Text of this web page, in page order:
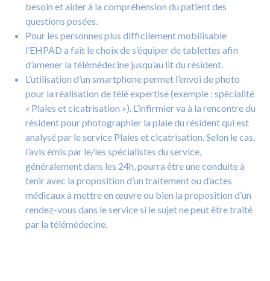
besoin et aider à la compréhension du patient des
questions posées.
Pour les personnes plus difficilement mobilisable
l’EHPAD a fait le choix de s’équiper de tablettes afin
d’amener la télémédecine jusqu’au lit du résident.
L’utilisation d’un smartphone permet l’envoi de photo
pour la réalisation de télé expertise (exemple : spécialité
« Plaies et cicatrisation »). L’infirmier va à la rencontre du
résident pour photographier la plaie du résident qui est
analysé par le service Plaies et cicatrisation. Selon le cas,
l’avis émis par le/les spécialistes du service,
généralement dans les 24h, pourra être une conduite à
tenir avec la proposition d’un traitement ou d’actes
médicaux à mettre en œuvre ou bien la proposition d’un
rendez-vous dans le service si le sujet ne peut être traité
par la télémédecine.